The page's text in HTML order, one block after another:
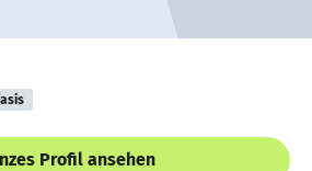
Profil ansehen